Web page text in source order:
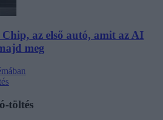
az első autó, amit az AI
meg
töltés